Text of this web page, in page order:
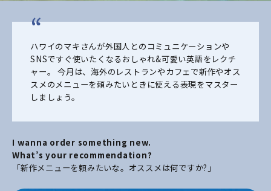
ハワイのマキさんが外国人とのコミュニケーションや
SNSですぐ使いたくなるおしゃれ&可愛い英語をレクチ
ャー。 今月は、海外のレストランやカフェで新作やオス
スメのメニューを頼みたいときに使える表現をマスター
しましょう。
I wanna order something new.
What’s your recommendation?
「新作メニューを頼みたいな。オススメは何ですか?」